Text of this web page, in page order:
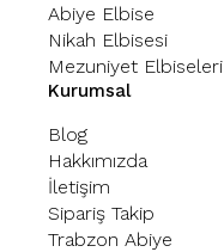
Abiye Elbise
Nikah Elbisesi
Mezuniyet Elbiseleri
Kurumsal
Blog
Hakkımızda
İletişim
Sipariş Takip
Trabzon Abiye